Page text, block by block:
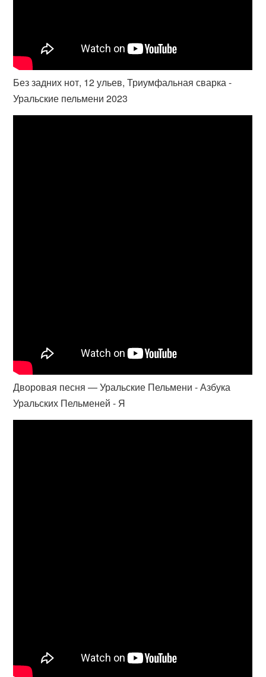
Без задних нот, 12 ульев, Триумфальная сварка -
Уральские пельмени 2023
Дворовая песня — Уральские Пельмени - Азбука
Уральских Пельменей - Я